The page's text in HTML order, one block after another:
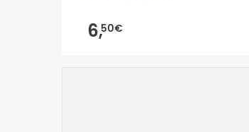
6,50€